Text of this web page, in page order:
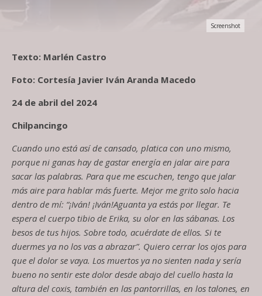
Screenshot
Texto: Marlén Castro
Foto: Cortesía Javier Iván Aranda Macedo
24 de abril del 2024
Chilpancingo
Cuando uno está así de cansado, platica con uno mismo,
porque ni ganas hay de gastar energía en jalar aire para
sacar las palabras. Para que me escuchen, tengo que jalar
más aire para hablar más fuerte. Mejor me grito solo hacia
dentro de mí: “¡Iván! ¡Iván!Aguanta ya estás por llegar. Te
espera el cuerpo tibio de Erika, su olor en las sábanas. Los
besos de tus hijos. Sobre todo, acuérdate de ellos. Si te
duermes ya no los vas a abrazar”. Quiero cerrar los ojos para
que el dolor se vaya. Los muertos ya no sienten nada y sería
bueno no sentir este dolor desde abajo del cuello hasta la
altura del coxis, también en las pantorrillas, en los talones, en